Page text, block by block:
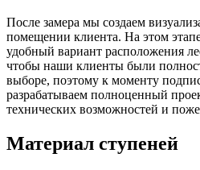
После замера мы создаем
помещении клиента. На этом
удобный вариант расположения
чтобы наши клиенты были
выборе, поэтому к моменту
разрабатываем полноценный
технических возможностей и
Материал ступеней